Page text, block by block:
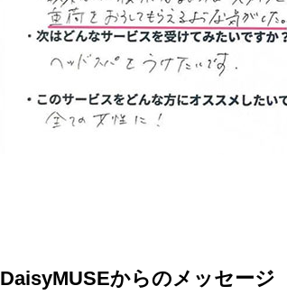
DaisyMUSEからのメッセージ